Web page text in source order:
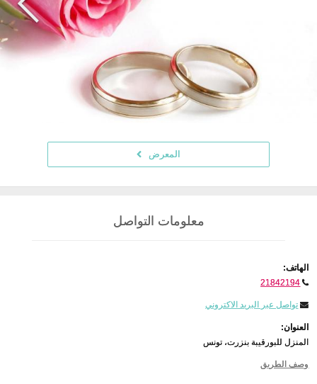
المعرض
معلومات التواصل
الهاتف:
21842194
تواصل عبر البريد الاكتروني
العنوان:
المنزل للبورقيبة بنزرت، تونس
وصف الطريق